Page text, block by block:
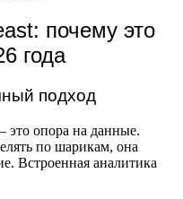
почему это
года
подход
это опора на данные.
по шарикам, она
Встроенная аналитика